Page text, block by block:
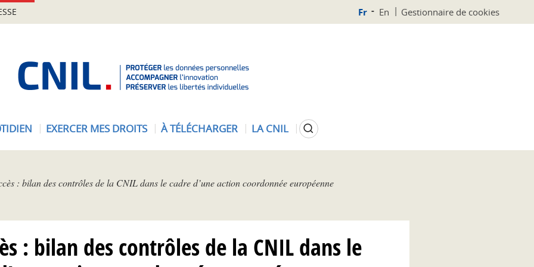
Fr En Gestionnaire de cookies
N
EXERCER MES DROITS À TÉLÉCHARGER LA CNIL Rechercher
: bilan des contrôles de la CNIL dans le cadre d’une action coordonnée européenne
: bilan des contrôles de la CNIL dans le